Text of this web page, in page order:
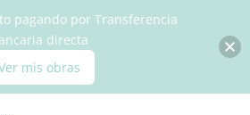
pagando por Transferencia
directa
mis obras